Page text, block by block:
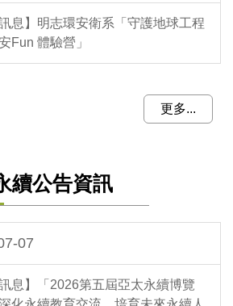
訊息】明志環安衛系「守護地球工程
Fun 體驗營」
更多...
續公告資訊
07
訊息】「2026第五屆亞太永續博覽